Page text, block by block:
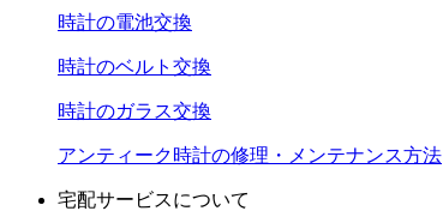
時計の電池交換
時計のベルト交換
時計のガラス交換
アンティーク時計の修理・メンテナンス方法
宅配サービスについて